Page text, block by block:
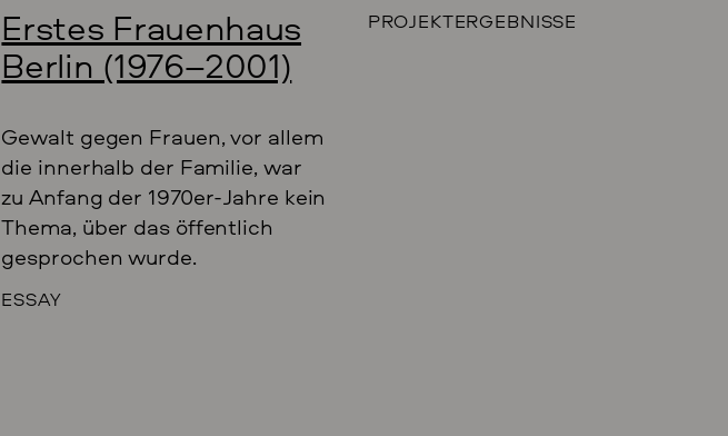
Erstes Frauenhaus
Berlin (1976–⁠2001)
ESSAY
Gewalt gegen Frauen, vor allem
die innerhalb der Familie, war
zu Anfang der 1970er-Jahre kein
Thema, über das öffentlich
gesprochen wurde.
PROJEKTERGEBNISSE